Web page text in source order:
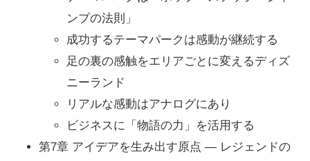
ンプの法則」
成功するテーマパークは感動が継続する
足の裏の感触をエリアごとに変えるディズ
ニーランド
リアルな感動はアナログにあり
ビジネスに「物語の力」を活用する
第7章 アイデアを生み出す原点 ― レジェンドの